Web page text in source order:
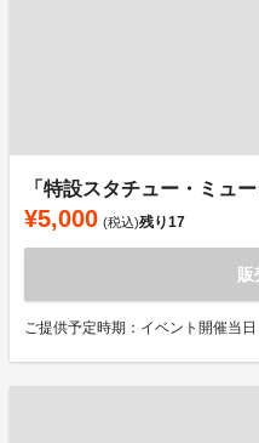
「特設スタチュー・ミュ
¥5,000 (税込)残り17
販
ご提供予定時期：イベント開催当日